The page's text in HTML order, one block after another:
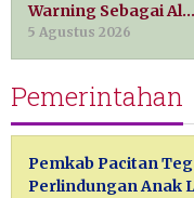
Warning Sebagai Al…
5 Agustus 2026
Pemerintahan
Pemkab Pacitan
Perlindungan Anak